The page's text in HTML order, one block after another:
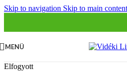
Skip to navigation Skip to main content
MENÜ
Elfogyott